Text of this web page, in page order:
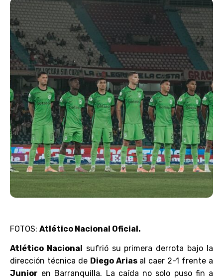
FOTOS: Atlético Nacional Oficial.
Atlético Nacional sufrió su primera derrota bajo la
dirección técnica de Diego Ariasal caer 2-1 frente a
Junior en Barranquilla. La caída no solo puso fin a